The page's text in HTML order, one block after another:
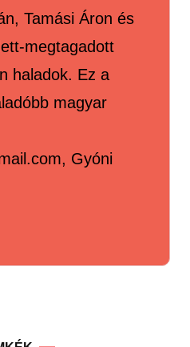
Tamási Áron és
megtagadott
haladok. Ez a
magyar
Gyóni